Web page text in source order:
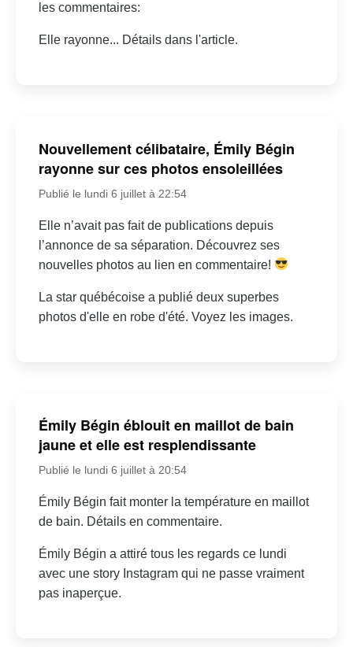
les commentaires:
Elle rayonne... Détails dans l'article.
Nouvellement célibataire, Émily Bégin
rayonne sur ces photos ensoleillées
Publié le lundi 6 juillet à 22:54
Elle n’avait pas fait de publications depuis
l’annonce de sa séparation. Découvrez ses
nouvelles photos au lien en commentaire!
La star québécoise a publié deux superbes
photos d'elle en robe d'été. Voyez les images.
Émily Bégin éblouit en maillot de bain
jaune et elle est resplendissante
Publié le lundi 6 juillet à 20:54
Émily Bégin fait monter la température en maillot
de bain. Détails en commentaire.
Émily Bégin a attiré tous les regards ce lundi
avec une story Instagram qui ne passe vraiment
pas inaperçue.